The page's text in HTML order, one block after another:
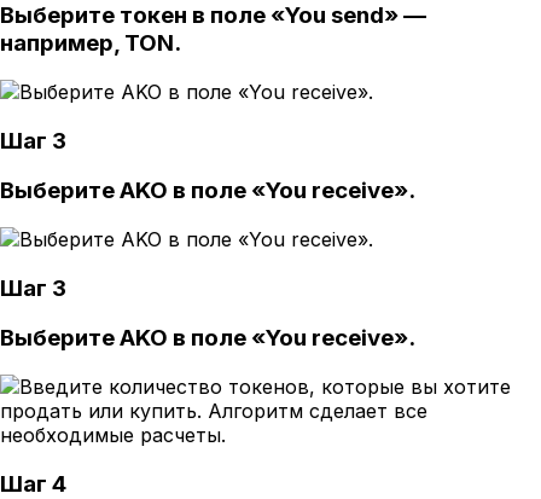
Выберите токен в поле «You send» —
например, TON.
Шаг 3
Выберите AKO в поле «You receive».
Шаг 3
Выберите AKO в поле «You receive».
Шаг 4